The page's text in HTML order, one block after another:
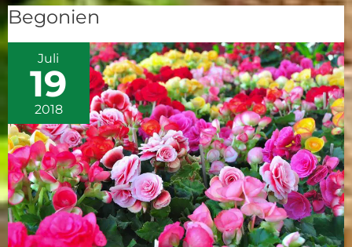
Begonien
Juli
19
2018
Begonien